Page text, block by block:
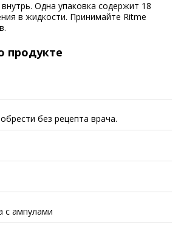
Одна упаковка содержит 18
в жидкости. Принимайте Ritme
продукте
без рецепта врача.
с ампулами